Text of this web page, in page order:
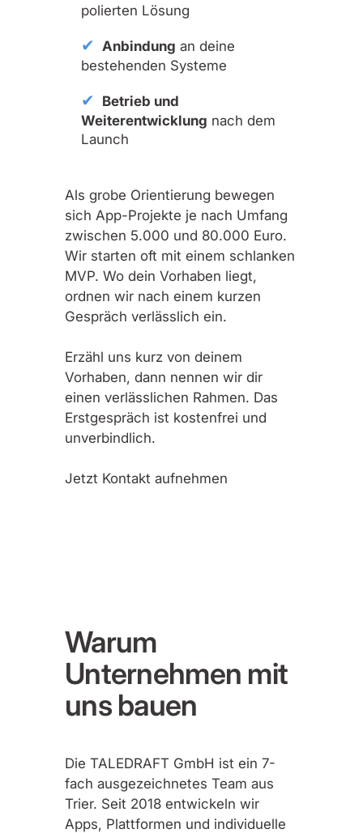
polierten Lösung
Anbindung an deine
bestehenden Systeme
Betrieb und
Weiterentwicklung nach dem
Launch
Als grobe Orientierung bewegen
sich App-Projekte je nach Umfang
zwischen 5.000 und 80.000 Euro.
Wir starten oft mit einem schlanken
MVP. Wo dein Vorhaben liegt,
ordnen wir nach einem kurzen
Gespräch verlässlich ein.
Erzähl uns kurz von deinem
Vorhaben, dann nennen wir dir
einen verlässlichen Rahmen. Das
Erstgespräch ist kostenfrei und
unverbindlich.
Jetzt Kontakt aufnehmen
Warum
Unternehmen mit
uns bauen
Die TALEDRAFT GmbH ist ein 7-
fach ausgezeichnetes Team aus
Trier. Seit 2018 entwickeln wir
Apps, Plattformen und individuelle